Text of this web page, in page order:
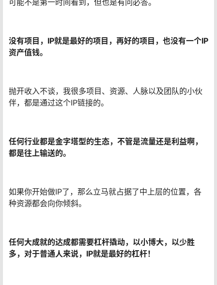
可能不是第一时间看到，但也是有问必答。
没有项目，IP就是最好的项目，再好的项目，也没有一个IP
资产值钱。
抛开收入不谈，我很多项目、资源、人脉以及团队的小伙
伴，都是通过这个IP链接的。
任何行业都是金字塔型的生态，不管是流量还是利益啊，
都是往上输送的。
如果你开始做IP了，那么立马就占据了中上层的位置，各
种资源都会向你倾斜。
任何大成就的达成都需要杠杆撬动，以小博大，以少胜
多，对于普通人来说，IP就是最好的杠杆！